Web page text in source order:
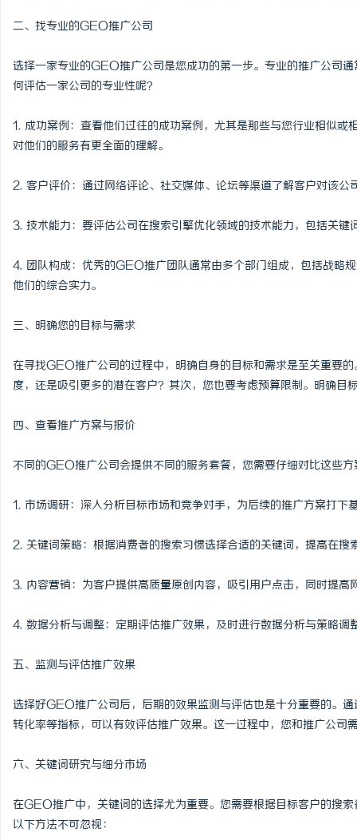
二、找专业的GEO推广公司
选择一家专业的GEO推广公司是您成功的第一步。专业的推广公司
何评估一家公司的专业性呢？
1. 成功案例：查看他们过往的成功案例，尤其是那些与您行业相似
对他们的服务有更全面的理解。
2. 客户评价：通过网络评论、社交媒体、论坛等渠道了解客户对该
3. 技术能力：要评估公司在搜索引擎优化领域的技术能力，包括关
4. 团队构成：优秀的GEO推广团队通常由多个部门组成，包括战略
他们的综合实力。
三、明确您的目标与需求
在寻找GEO推广公司的过程中，明确自身的目标和需求是至关重要
度，还是吸引更多的潜在客户？其次，您也要考虑预算限制。明确目
四、查看推广方案与报价
不同的GEO推广公司会提供不同的服务套餐，您需要仔细对比这些
1. 市场调研：深入分析目标市场和竞争对手，为后续的推广方案打下
2. 关键词策略：根据消费者的搜索习惯选择合适的关键词，提高在搜
3. 内容营销：为客户提供高质量原创内容，吸引用户点击，同时提
4. 数据分析与调整：定期评估推广效果，及时进行数据分析与策略调
五、监测与评估推广效果
选择好GEO推广公司后，后期的效果监测与评估也是十分重要的
转化率等指标，可以有效评估推广效果。这一过程中，您和推广公司
六、关键词研究与细分市场
在GEO推广中，关键词的选择尤为重要。您需要根据目标客户的搜
以下方法不可忽视：
6337锡条，巨一，焊锡